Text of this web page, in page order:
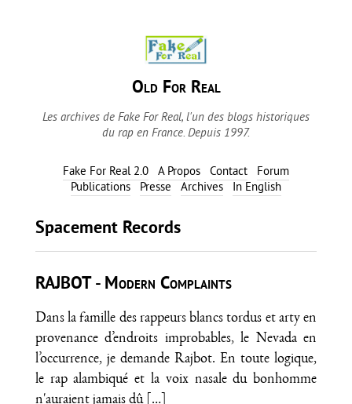
Old For Real
Les archives de Fake For Real, l'un des blogs historiques
du rap en France. Depuis 1997.
Fake For Real 2.0 A Propos Contact
Forum
Publications
Presse Archives In English
Spacement Records
RAJBOT - Modern Complaints
Dans la famille des rappeurs blancs tordus et arty en
provenance d’endroits improbables, le Nevada en
l’occurrence, je demande Rajbot. En toute logique,
le rap alambiqué et la voix nasale du bonhomme
n'auraient jamais dû
[…]